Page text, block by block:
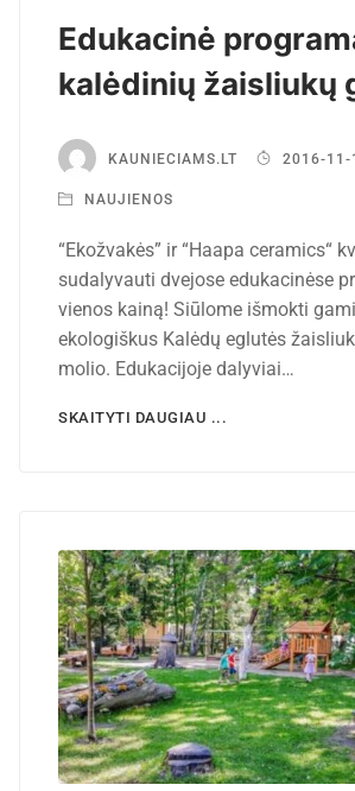
Edukacinė
kalėdinių žaisliukų
KAUNIECIAMS.LT 2016-11-
NAUJIENOS
“Ekožvakės” ir “Haapa ceramics“
sudalyvauti dvejose edukacinėse
vienos kainą! Siūlome išmokti
ekologiškus Kalėdų eglutės
molio. Edukacijoje dalyviai…
SKAITYTI DAUGIAU ...